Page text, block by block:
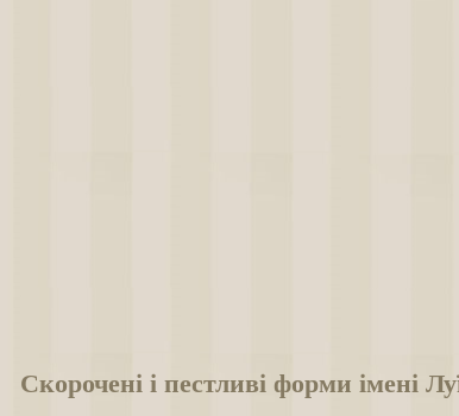
Скорочені і пестливі форми імені